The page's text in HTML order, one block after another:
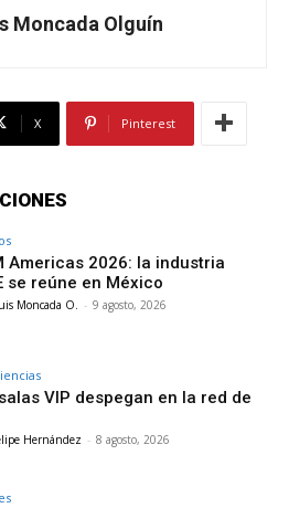
Moncada Olguín
X Pinterest
Americas 2026: la industria
se reúne en México
Moncada O. - 9 agosto, 2026
VIP despegan en la red de
Hernández - 8 agosto, 2026